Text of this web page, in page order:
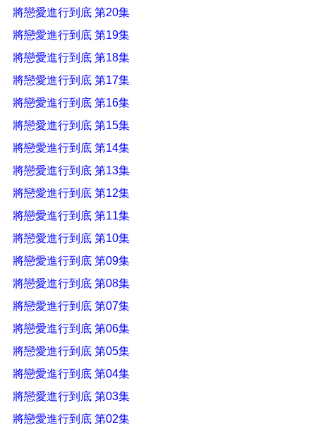
將戀愛進行到底 第20集
將戀愛進行到底 第19集
將戀愛進行到底 第18集
將戀愛進行到底 第17集
將戀愛進行到底 第16集
將戀愛進行到底 第15集
將戀愛進行到底 第14集
將戀愛進行到底 第13集
將戀愛進行到底 第12集
將戀愛進行到底 第11集
將戀愛進行到底 第10集
將戀愛進行到底 第09集
將戀愛進行到底 第08集
將戀愛進行到底 第07集
將戀愛進行到底 第06集
將戀愛進行到底 第05集
將戀愛進行到底 第04集
將戀愛進行到底 第03集
將戀愛進行到底 第02集